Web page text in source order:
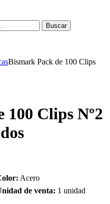
Buscar
Bismark Pack de 100 Clips
100 Clips Nº2
Acero
de venta: 1 unidad